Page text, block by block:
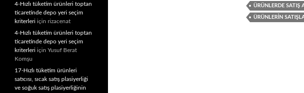
ÜRÜNLERDE SATIŞ
ÜRÜNLERIN
4-Hızlı tüketim ürünleri toptan
ticaretinde depo yeri seçim
kriterleri için rizacenat
4-Hızlı tüketim ürünleri toptan
ticaretinde depo yeri seçim
kriterleri için Yusuf Berat
Komşu
17-Hızlı tüketim ürünleri
satıcısı, sıcak satış plasiyerliği
ve soğuk satış plasiyerliğinin